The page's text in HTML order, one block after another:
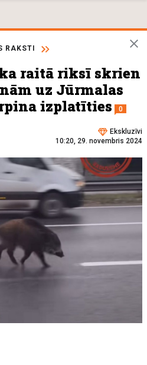
RAKSTI
raitā riksī skrien
uz Jūrmalas
izplatīties
0
Ekskluzīvi
10:20, 29. novembris 2024